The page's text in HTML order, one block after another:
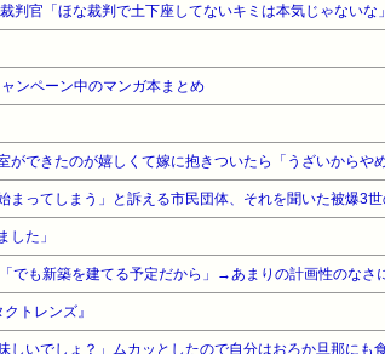
判官「ほな裁判で土下座してないキミは本気じゃないな」
ンペーン中のマンガ本まとめ
した」
トレンズ』